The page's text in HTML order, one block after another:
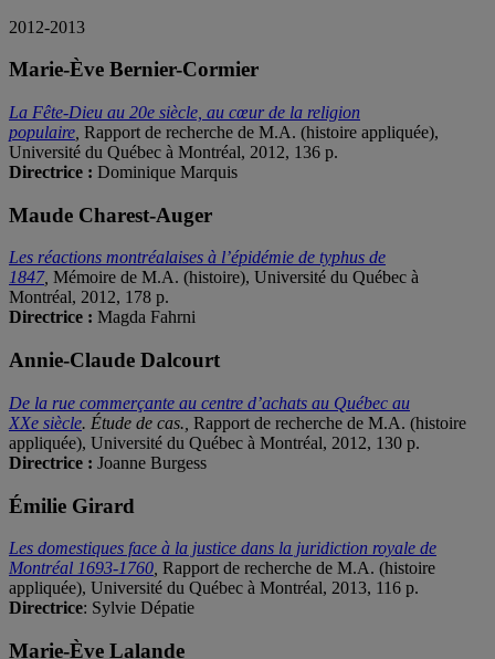
2012-2013
Marie-Ève Bernier-Cormier
La Fête-Dieu au 20e siècle, au cœur de la religion
populaire Rapport de recherche de M.A. (histoire appliquée),
Université du Québec à Montréal, 2012, 136 p.
Directrice : Dominique Marquis
Maude Charest-Auger
Les réactions montréalaises à l’épidémie de typhus de
1847, Mémoire de M.A. (histoire), Université du Québec à
Montréal, 2012, 178 p.
Directrice : Magda Fahrni
Annie-Claude Dalcourt
De la rue commerçante au centre d’achats au Québec au
XXe siècle. Étude de cas., Rapport de recherche de M.A. (histoire
appliquée), Université du Québec à Montréal, 2012, 130 p.
Directrice : Joanne Burgess
Émilie Girard
Les domestiques face à la justice dans la juridiction royale de
Montréal 1693-1760 Rapport de recherche de M.A. (histoire
appliquée), Université du Québec à Montréal, 2013, 116 p.
Directrice: Sylvie Dépatie
Marie-Ève Lalande